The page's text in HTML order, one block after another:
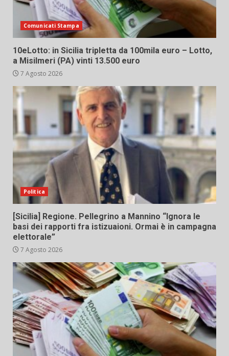
Comunicati Stampa
10eLotto: in Sicilia tripletta da 100mila euro – Lotto,
a Misilmeri (PA) vinti 13.500 euro
7 Agosto 2026
Politica
[Sicilia] Regione. Pellegrino a Mannino “Ignora le
basi dei rapporti fra istizuaioni. Ormai è in campagna
elettorale”
7 Agosto 2026